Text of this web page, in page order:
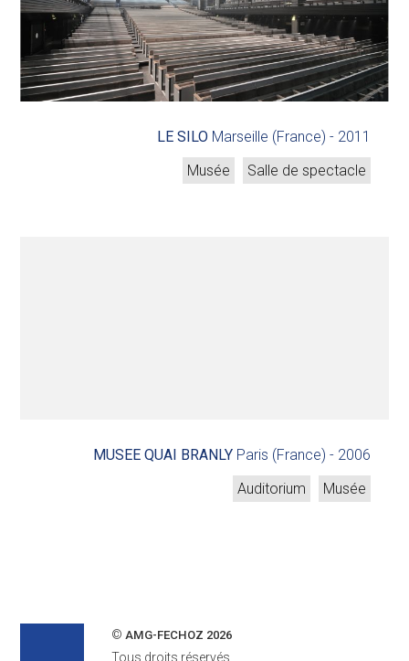
LE SILOMarseille (France) - 2011
Musée
Salle de spectacle
MUSEE QUAI BRANLYParis (France) - 2006
Auditorium
Musée
© AMG-FECHOZ 2026
Tous droits réservés